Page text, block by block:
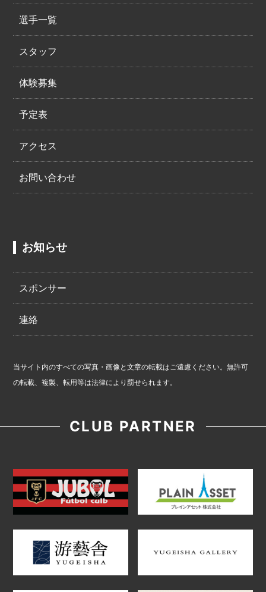
選手一覧
スタッフ
体験募集
予定表
アクセス
お問い合わせ
お知らせ
スポンサー
連絡
当サイト内のすべての写真・画像と文章の転載はご遠慮ください。無許可
の転載、複製、転用等は法律により罰せられます。
CLUB PARTNER